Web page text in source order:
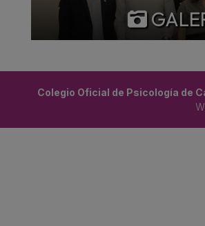
Colegio Oficial de Psicología de